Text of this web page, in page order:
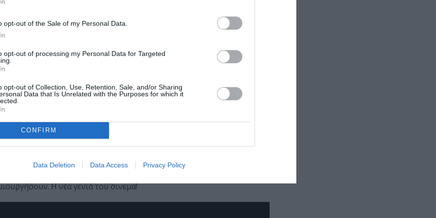
opt-out of the Sale of my Personal Data.
opt-out of processing my Personal Data for Targeted
opt-out of Collection, Use, Retention, Sale, and/or Sharing
Data that Is Unrelated with the Purposes for which it
CONFIRM
Data Deletion Data Access Privacy Policy
ανερχόμενο Έλληνα δημιουργό τη σκηνοθεσία του τρέιλερ του
Φέτος τη δημιουργία του τρέιλερ ανέλαβαν από κοινού ο
περιγράφουν την ιδέα τους:
άλλες μικρές. Όσοι έχουν σπουδάσει σινεμά, γυρίζουν τις
Kάποιοι από αυτούς είναι die hard fans της Agnès Varda,
είναι το Avengers. Όμως, όλους αυτούς τους ενώνει η αγάπη για το
σπίτια φίλων τους, σε πολυσύχναστους δρόμους χωρίς ίχνος
ό,τι διαθέτουν είτε για props είτε για εξοπλισμό, ζητώντας
Το αυθεντικό Guerilla σινεμά.
Ελλάδας φέρνουμε στο προσκήνιο τα παιδιά (μικρά και μεγάλα)
Η νέα γενιά του σινεμά!